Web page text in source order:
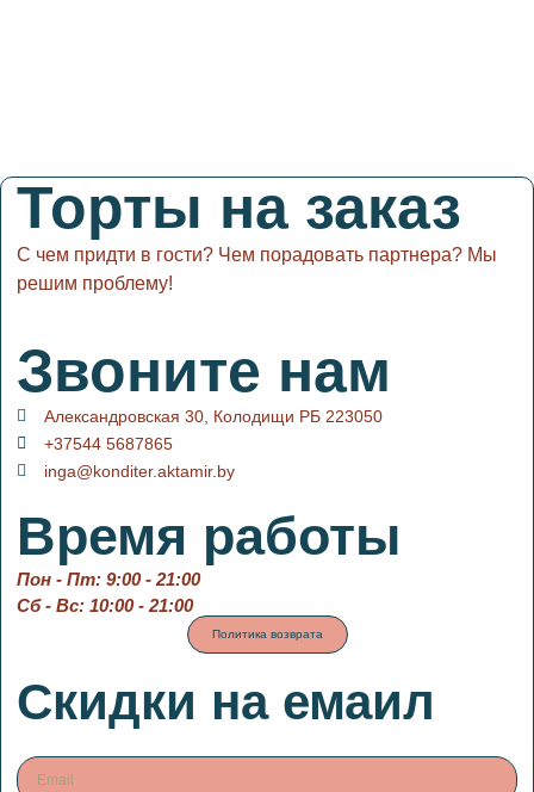
Торты на заказ
С чем придти в гости? Чем порадовать партнера? Мы
решим проблему!
Звоните нам
Александровская 30, Колодищи РБ 223050
+37544 5687865
inga@konditer.aktamir.by
Время работы
Пон - Пт: 9:00 - 21:00
Сб - Вс: 10:00 - 21:00
Политика возврата
Скидки на емаил